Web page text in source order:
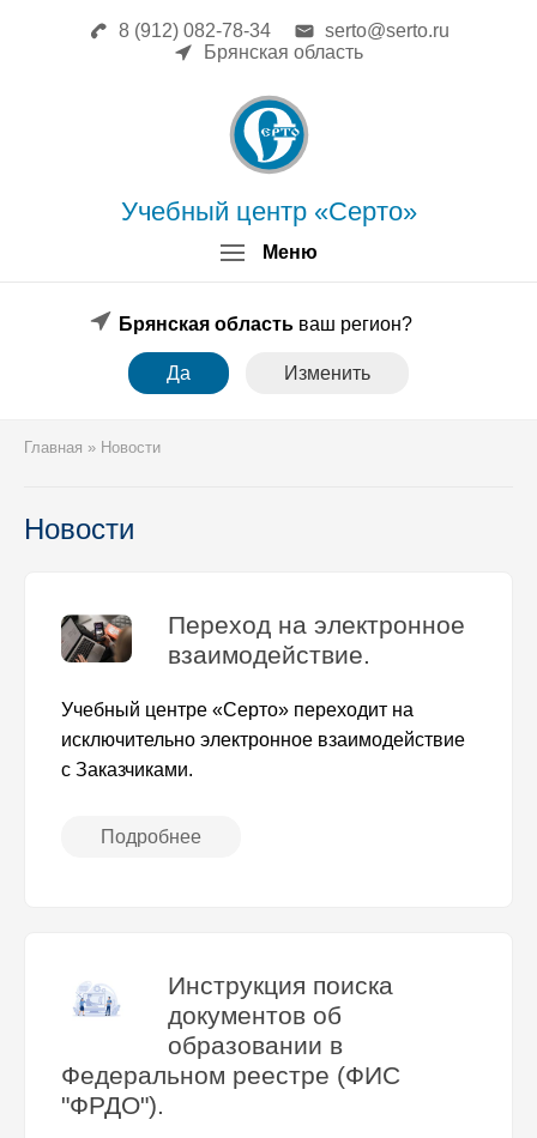
Меню
Учебный центр «Серто»
8 (912) 082-78-34
serto@serto.ru
Брянская область
Брянская область ваш регион?
Да Изменить
Главная » Новости
Новости
Переход на электронное
взаимодействие.
Учебный центре «Серто» переходит на
исключительно электронное взаимодействие
с Заказчиками.
Подробнее
Инструкция поиска
документов об
образовании в
Федеральном реестре (ФИС
"ФРДО").
Повышение квалификации
Профессиональная переподготовка
Форма заявки
Образец диплома
Аттестация поверителей
Системы менеджмента
Реквизиты